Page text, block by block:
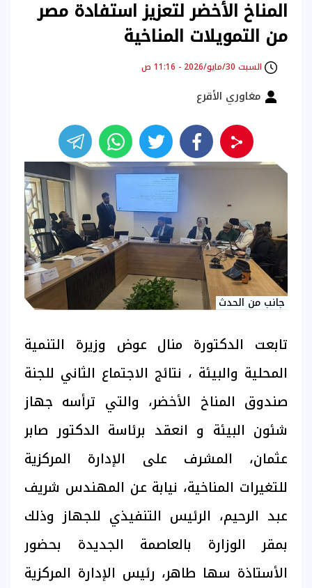
المناخ الأخضر لتعزيز استفادة مصر
من التمويلات المناخية
السبت 30/مايو/2026 - 11:16 ص
مغاوري الأقرع
جانب من الحدث
تابعت الدكتورة منال عوض وزيرة التنمية
المحلية والبيئة ، نتائج الاجتماع الثاني للجنة
صندوق المناخ الأخضر، والتي ترأسه جهاز
شئون البيئة و انعقد برئاسة الدكتور صابر
عثمان، المشرف على الإدارة المركزية
للتغيرات المناخية، نيابة عن المهندس شريف
عبد الرحيم، الرئيس التنفيذي للجهاز وذلك
بمقر الوزارة بالعاصمة الجديدة بحضور
الأستاذة سها طاهر، رئيس الإدارة المركزية